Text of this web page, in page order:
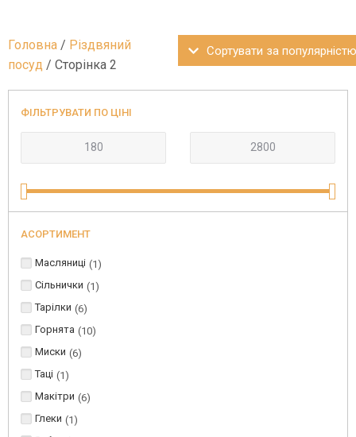
Головна / Різдвяний
посуд / Сторінка 2
ФІЛЬТРУВАТИ ПО ЦІНІ
АСОРТИМЕНТ
Масляниці 1
Сільнички
1
Тарілки 6
Горнята
10
Миски 6
Таці 1
Макітри 6
Глеки
1